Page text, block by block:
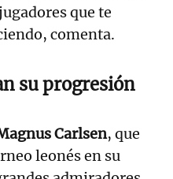
que te
comenta.
su progresión
Carlsen, que
leonés en su